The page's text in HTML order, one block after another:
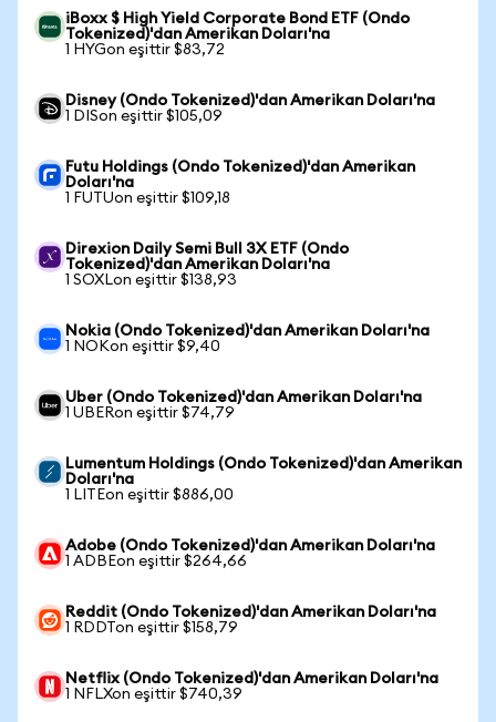
iBoxx $ High Yield Corporate Bond ETF (Ondo
Tokenized)'dan Amerikan Doları'na
1 HYGon eşittir $83,72
Disney (Ondo Tokenized)'dan Amerikan Doları'na
1 DISon eşittir $105,09
Futu Holdings (Ondo Tokenized)'dan Amerikan
Doları'na
1 FUTUon eşittir $109,18
Direxion Daily Semi Bull 3X ETF (Ondo
Tokenized)'dan Amerikan Doları'na
1 SOXLon eşittir $138,93
Nokia (Ondo Tokenized)'dan Amerikan Doları'na
1 NOKon eşittir $9,40
Uber (Ondo Tokenized)'dan Amerikan Doları'na
1 UBERon eşittir $74,79
Lumentum Holdings (Ondo Tokenized)'dan Amerikan
Doları'na
1 LITEon eşittir $886,00
Adobe (Ondo Tokenized)'dan Amerikan Doları'na
1 ADBEon eşittir $264,66
Reddit (Ondo Tokenized)'dan Amerikan Doları'na
1 RDDTon eşittir $158,79
Netflix (Ondo Tokenized)'dan Amerikan Doları'na
1 NFLXon eşittir $740,39